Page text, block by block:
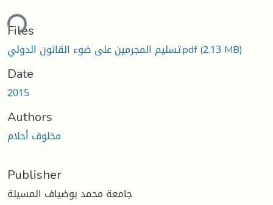
Files
تسليم المجرمين على ضوء القانون الدولي.pdf(2.13 MB)
Date
2015
Authors
مخلوف أحلام
Publisher
جامعة محمد بوضياف المسيلة